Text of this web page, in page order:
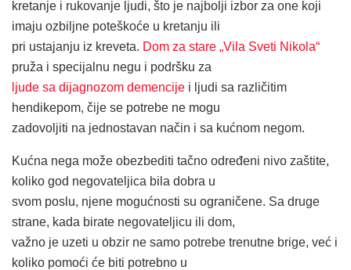
kretanje i rukovanje ljudi, što je najbolji izbor za one koji
imaju ozbiljne poteškoće u kretanju ili
pri ustajanju iz kreveta. Dom za stare „Vila Sveti Nikola“
pruža i specijalnu negu i podršku za
ljude sa dijagnozom demencije i ljudi sa različitim
hendikepom, čije se potrebe ne mogu
zadovoljiti na jednostavan način i sa kućnom negom.
Kućna nega može obezbediti tačno određeni nivo zaštite,
koliko god negovateljica bila dobra u
svom poslu, njene mogućnosti su ograničene. Sa druge
strane, kada birate negovateljicu ili dom,
važno je uzeti u obzir ne samo potrebe trenutne brige, već i
koliko pomoći će biti potrebno u